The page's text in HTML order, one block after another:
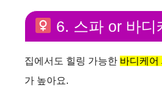
6. 스파 or 바디
집에서도 힐링 가능한 바디케어
가 높아요.